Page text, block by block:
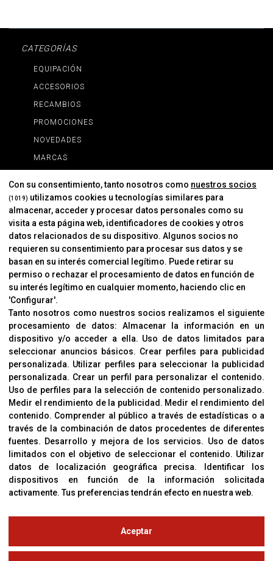
CATEGORÍAS
EQUIPACIÓN
ACCESORIOS
RECAMBIOS
PROMOCIONES
NOVEDADES
MARCAS
INFORMACIÓN
Contacto
Cambios Y Devoluciones
CORVER
Aviso Legal
Sobre Nosotros
Cookies
Política De Privacidad
OFICINAS
C/ Coneixement 5, 08850
Gavà (Barcelona)
CONTACTO
T. (+34) 93 638 38 60
corver@corver.es
Con su consentimiento, tanto nosotros como nuestros socios
(1019) utilizamos cookies u tecnologías similares para
almacenar, acceder y procesar datos personales como su
visita a esta página web, identificadores de cookies y otros
datos relacionados de su dispositivo. Algunos socios no
requieren su consentimiento para procesar sus datos y se
basan en su interés comercial legítimo. Puede retirar su
permiso o rechazar el procesamiento de datos en función de
su interés legítimo en cualquier momento, haciendo clic en
'Configurar'.
Tanto nosotros como nuestros socios realizamos el siguiente
procesamiento de datos: Almacenar la información en un
dispositivo y/o acceder a ella. Uso de datos limitados para
seleccionar anuncios básicos. Crear perfiles para publicidad
personalizada. Utilizar perfiles para seleccionar la publicidad
personalizada. Crear un perfil para personalizar el contenido.
Uso de perfiles para la selección de contenido personalizado.
Medir el rendimiento de la publicidad . Medir el rendimiento del
contenido. Comprender al público a través de estadísticas o a
través de la combinación de datos procedentes de diferentes
fuentes. Desarrollo y mejora de los servicios. Uso de datos
limitados con el objetivo de seleccionar el contenido. Utilizar
datos de localización geográfica precisa.
Identificar los
dispositivos en función de la información solicitada
activamente.Tus preferencias tendrán efecto en nuestra web.
Aceptar